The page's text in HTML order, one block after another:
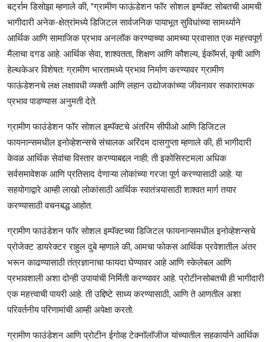
बर्ट्राम डिसोझा म्हणाले की, "ग्रामीण फाऊंडेशन फॉर सोशल इम्पॅक्ट सोबतची आमची
भागीदारी अनेक-क्षेत्रांमध्ये डिजिटल सार्वजनिक पायाभूत सुविधांच्या सामर्थ्याने
आर्थिक आणि सामाजिक प्रभाव अनलॉक करण्याच्या आमच्या प्रवासात एक महत्त्वपूर्ण
मैलाचा दगड आहे. आर्थिक सेवा, शाश्वतता, शिक्षण आणि कौशल्य, ईकॉमर्स, कृषी आणि
हेल्थकेअर विशेषत: ग्रामीण भारतामध्ये प्रभाव निर्माण करण्यावर ग्रामीण
फाऊंडेशनचे लक्ष लक्षावधी व्यक्ती आणि लहान उद्योजकांच्या जीवनावर सकारात्मक
प्रभाव पाडण्यास अनुमती देते.
ग्रामीण फाउंडेशन फॉर सोशल इम्पॅक्टचे अंतरिम सीपीओ आणि डिजिटल
फायनान्समधील इनोव्हेशन्सचे संचालक अरिंदम दासगुप्ता म्हणाले की, ही भागीदारी
केवळ आर्थिक सेवांचा विस्तार करण्याबद्दल नाही; ती इकोसिस्टमला अधिक
सर्वसमावेशक आणि प्रतिसाद देणाऱ्या लोकांच्या गरजा पूर्ण करण्यासाठी आहे. या
सहयोगाद्वारे आम्ही लाखो लोकांसाठी आर्थिक स्वातंत्र्यासाठी शाश्वत मार्ग तयार
करण्यासाठी वचनबद्ध आहोत.
ग्रामीण फाउंडेशन फॉर सोशल इम्पॅक्टच्या डिजिटल फायनान्समधील इनोव्हेशन्सचे
प्रोजेक्ट डायरेक्टर राहुल दुबे म्हणाले की, आमचा फोकस आर्थिक प्रवेशातील अंतर
भरून काढण्यासाठी तंत्रज्ञानाचा फायदा घेण्यावर आहे आणि स्केलेबल आणि
प्रभावशाली अशा दोन्ही उपायांची निर्मिती करण्यावर आहे. प्रोटीनसोबतची ही भागीदारी
एक महत्त्वाची पायरी आहे. ती उद्दिष्टे साध्य करण्यासाठी, आणि ते आणतील अशा
परिवर्तनीय परिणामांची आम्ही अपेक्षा करतो.
ग्रामीण फाउंडेशन आणि प्रोटीन ईगोव्ह टेक्नॉलॉजीज यांच्यातील सहकार्याने आर्थिक